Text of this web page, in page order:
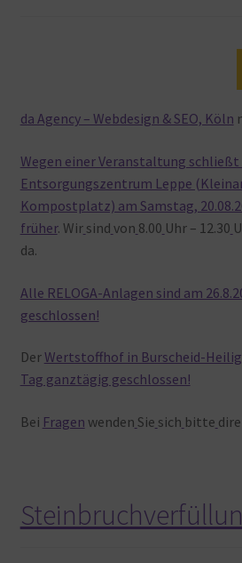
da Agency – Webdesign & SEO, Köln
Wegen einer Veranstaltung schließt
Entsorgungszentrum Leppe
Kompostplatz) am Samstag,
früher. Wir sind von 8.00 Uhr – 12.30
da.
Alle RELOGA-Anlagen sind am
geschlossen!
DerWertstoffhof in Burscheid-
Tag ganztägig geschlossen!
Bei Fragen wenden Sie sich bitte